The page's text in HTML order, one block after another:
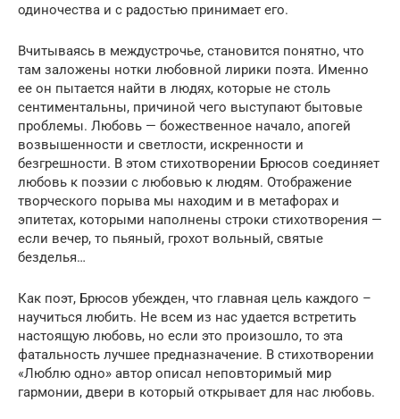
одиночества и с радостью принимает его.
Вчитываясь в междустрочье, становится понятно, что
там заложены нотки любовной лирики поэта. Именно
ее он пытается найти в людях, которые не столь
сентиментальны, причиной чего выступают бытовые
проблемы. Любовь — божественное начало, апогей
возвышенности и светлости, искренности и
безгрешности. В этом стихотворении Брюсов соединяет
любовь к поэзии с любовью к людям. Отображение
творческого порыва мы находим и в метафорах и
эпитетах, которыми наполнены строки стихотворения —
если вечер, то пьяный, грохот вольный, святые
безделья…
Как поэт, Брюсов убежден, что главная цель каждого –
научиться любить. Не всем из нас удается встретить
настоящую любовь, но если это произошло, то эта
фатальность лучшее предназначение. В стихотворении
«Люблю одно» автор описал неповторимый мир
гармонии, двери в который открывает для нас любовь.